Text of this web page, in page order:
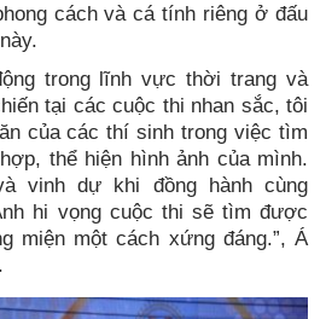
cách và cá tính riêng ở đấu
trong lĩnh vực thời trang và
tại các cuộc thi nhan sắc, tôi
của các thí sinh trong việc tìm
thể hiện hình ảnh của mình.
vinh dự khi đồng hành cùng
hi vọng cuộc thi sẽ tìm được
miện một cách xứng đáng.”, Á